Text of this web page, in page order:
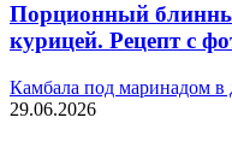
Порционный
курицей. Рецепт с
Камбала под маринадом в
29.06.2026